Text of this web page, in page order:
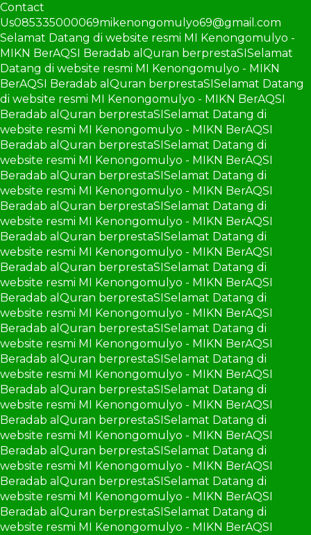
Contact
Us085335000069mikenongomulyo69@gmail.com
Selamat Datang di website resmi MI Kenongomulyo -
MIKN BerAQSI Beradab alQuran berprestaSISelamat
Datang di website resmi MI Kenongomulyo - MIKN
BerAQSI Beradab alQuran berprestaSISelamat Datang
di website resmi MI Kenongomulyo - MIKN BerAQSI
Beradab alQuran berprestaSISelamat Datang di
website resmi MI Kenongomulyo - MIKN BerAQSI
Beradab alQuran berprestaSISelamat Datang di
website resmi MI Kenongomulyo - MIKN BerAQSI
Beradab alQuran berprestaSISelamat Datang di
website resmi MI Kenongomulyo - MIKN BerAQSI
Beradab alQuran berprestaSISelamat Datang di
website resmi MI Kenongomulyo - MIKN BerAQSI
Beradab alQuran berprestaSISelamat Datang di
website resmi MI Kenongomulyo - MIKN BerAQSI
Beradab alQuran berprestaSISelamat Datang di
website resmi MI Kenongomulyo - MIKN BerAQSI
Beradab alQuran berprestaSISelamat Datang di
website resmi MI Kenongomulyo - MIKN BerAQSI
Beradab alQuran berprestaSISelamat Datang di
website resmi MI Kenongomulyo - MIKN BerAQSI
Beradab alQuran berprestaSISelamat Datang di
website resmi MI Kenongomulyo - MIKN BerAQSI
Beradab alQuran berprestaSISelamat Datang di
website resmi MI Kenongomulyo - MIKN BerAQSI
Beradab alQuran berprestaSISelamat Datang di
website resmi MI Kenongomulyo - MIKN BerAQSI
Beradab alQuran berprestaSISelamat Datang di
website resmi MI Kenongomulyo - MIKN BerAQSI
Beradab alQuran berprestaSISelamat Datang di
website resmi MI Kenongomulyo - MIKN BerAQSI
Beradab alQuran berprestaSISelamat Datang di
website resmi MI Kenongomulyo - MIKN BerAQSI